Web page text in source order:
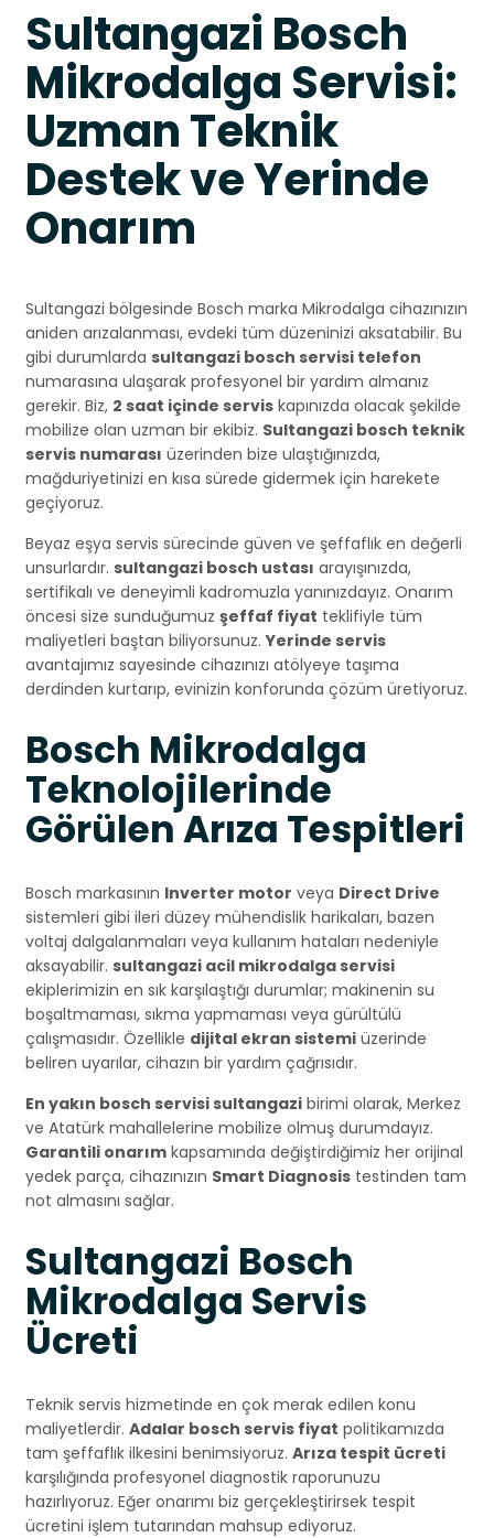
Sultangazi Bosch
Mikrodalga Servisi:
Uzman Teknik
Destek ve Yerinde
Onarım
Sultangazi bölgesinde Bosch marka Mikrodalga cihazınızın
aniden arızalanması, evdeki tüm düzeninizi aksatabilir. Bu
gibi durumlarda sultangazi bosch servisi telefon
numarasına ulaşarak profesyonel bir yardım almanız
gerekir. Biz, 2 saat içinde servis kapınızda olacak şekilde
mobilize olan uzman bir ekibiz. Sultangazi bosch teknik
servis numarası üzerinden bize ulaştığınızda,
mağduriyetinizi en kısa sürede gidermek için harekete
geçiyoruz.
Beyaz eşya servis sürecinde güven ve şeffaflık en değerli
unsurlardır. sultangazi bosch ustası arayışınızda,
sertifikalı ve deneyimli kadromuzla yanınızdayız. Onarım
öncesi size sunduğumuz şeffaf fiyat teklifiyle tüm
maliyetleri baştan biliyorsunuz.Yerinde servis
avantajımız sayesinde cihazınızı atölyeye taşıma
derdinden kurtarıp, evinizin konforunda çözüm üretiyoruz.
Bosch Mikrodalga
Teknolojilerinde
Görülen Arıza Tespitleri
Bosch markasının Inverter motor veya Direct Drive
sistemleri gibi ileri düzey mühendislik harikaları, bazen
voltaj dalgalanmaları veya kullanım hataları nedeniyle
aksayabilir. sultangazi acil mikrodalga servisi
ekiplerimizin en sık karşılaştığı durumlar; makinenin su
boşaltmaması, sıkma yapmaması veya gürültülü
çalışmasıdır. Özellikle dijital ekran sistemi üzerinde
beliren uyarılar, cihazın bir yardım çağrısıdır.
En yakın bosch servisi sultangazi birimi olarak, Merkez
ve Atatürk mahallelerine mobilize olmuş durumdayız.
Garantili onarım kapsamında değiştirdiğimiz her orijinal
yedek parça, cihazınızın Smart Diagnosis testinden tam
not almasını sağlar.
Sultangazi Bosch
Mikrodalga Servis
Ücreti
Teknik servis hizmetinde en çok merak edilen konu
maliyetlerdir. Adalar bosch servis fiyat politikamızda
tam şeffaflık ilkesini benimsiyoruz. Arıza tespit ücreti
karşılığında profesyonel diagnostik raporunuzu
hazırlıyoruz. Eğer onarımı biz gerçekleştirirsek tespit
ücretini işlem tutarından mahsup ediyoruz.